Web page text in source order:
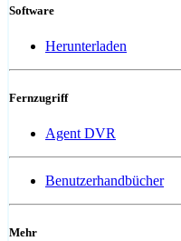
Software
Herunterladen
Fernzugriff
Agent DVR
Benutzerhandbücher
Mehr